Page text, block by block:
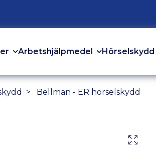
Arbetshjälpmedel Hörselskydd
Bellman - ER hörselskydd